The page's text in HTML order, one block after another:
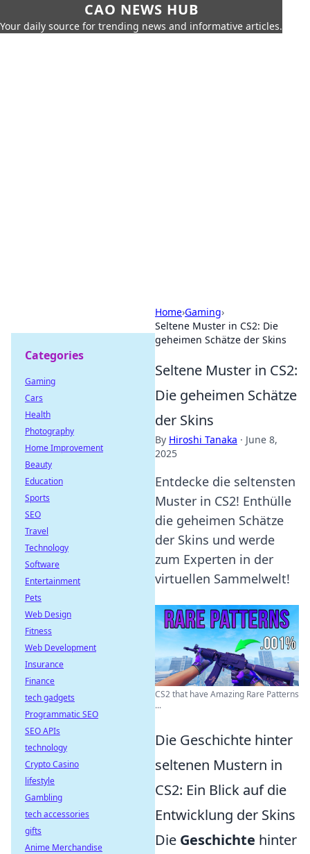
CAO NEWS HUB
Your daily source for trending news and informative articles.
Home›Gaming›
Seltene Muster in CS2: Die
geheimen Schätze der Skins
Seltene Muster in CS2:
Die geheimen Schätze
der Skins
By Hiroshi Tanaka · June 8,
2025
Entdecke die seltensten
Muster in CS2! Enthülle
die geheimen Schätze
der Skins und werde
zum Experten in der
virtuellen Sammelwelt!
CS2 that have Amazing Rare Patterns
...
Die Geschichte hinter
seltenen Mustern in
CS2: Ein Blick auf die
Entwicklung der Skins
Die Geschichte hinter
Categories
Gaming
Cars
Health
Photography
Home Improvement
Beauty
Education
Sports
SEO
Travel
Technology
Software
Entertainment
Pets
Web Design
Fitness
Web Development
Insurance
Finance
tech gadgets
Programmatic SEO
SEO APIs
technology
Crypto Casino
lifestyle
Gambling
tech accessories
gifts
Anime Merchandise